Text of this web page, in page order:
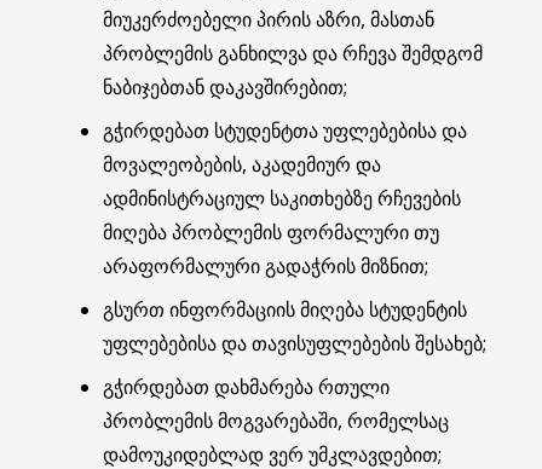
მიუკერძოებელი პირის აზრი, მასთან
პრობლემის განხილვა და რჩევა შემდგომ
ნაბიჯებთან დაკავშირებით;
გჭირდებათ სტუდენტთა უფლებებისა და
მოვალეობების, აკადემიურ და
ადმინისტრაციულ საკითხებზე რჩევების
მიღება პრობლემის ფორმალური თუ
არაფორმალური გადაჭრის მიზნით;
გსურთ ინფორმაციის მიღება სტუდენტის
უფლებებისა და თავისუფლებების შესახებ;
გჭირდებათ დახმარება რთული
პრობლემის მოგვარებაში, რომელსაც
დამოუკიდებლად ვერ უმკლავდებით;